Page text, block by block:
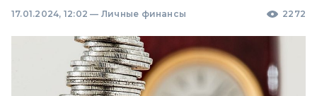
17.01.2024, 12:02 — Личные финансы 2272